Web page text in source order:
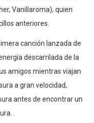
Vanillaroma), quien
anteriores.
canción lanzada de
descarrilada de la
amigos mientras viajan
a gran velocidad,
antes de encontrar un
.